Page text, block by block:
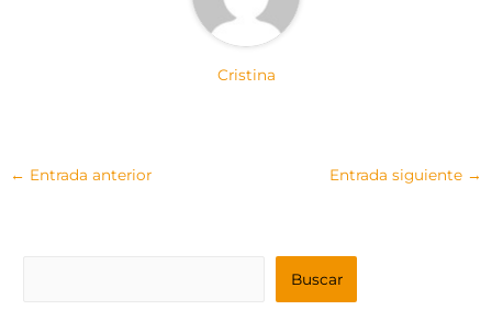
Cristina
← Entrada anterior Entrada siguiente →
Buscar